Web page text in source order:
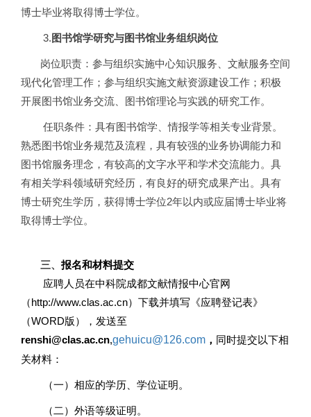
博士毕业将取得博士学位。
3.图书馆学研究与图书馆业务组织岗位
岗位职责：参与组织实施中心知识服务、文献服务空间
现代化管理工作；参与组织实施文献资源建设工作；积极
开展图书馆业务交流、图书馆理论与实践的研究工作。
任职条件：具有图书馆学、情报学等相关专业背景。
熟悉图书馆业务规范及流程，具有较强的业务协调能力和
图书馆服务理念，有较高的文字水平和学术交流能力。具
有相关学科领域研究经历，有良好的研究成果产出。具有
博士研究生学历，获得博士学位2年以内或应届博士毕业将
取得博士学位。
三、 报名和材料提交
应聘人员在中科院成都文献情报中心官网
（http://www.clas.ac.cn）下载并填写《应聘登记表》
（WORD版），发送至
renshi@clas.ac.cn,gehuicu@126.com ， 同时提交以下相
关材料：
（一）相应的学历、学位证明。
（二）外语等级证明。